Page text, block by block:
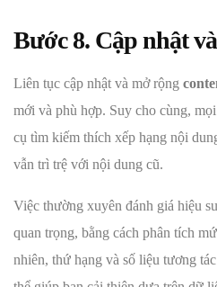
Bước 8. Cập nhật
Liên tục cập nhật và mở rộng
mới và phù hợp. Suy cho cùng,
cụ tìm kiếm thích xếp hạng nội
vẫn trì trệ với nội dung cũ.
Việc thường xuyên đánh giá hiệu
quan trọng, bằng cách phân tích
nhiên, thứ hạng và số liệu tương